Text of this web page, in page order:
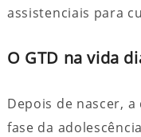
assistenciais para
O GTD na vida
Depois de nascer,
fase da